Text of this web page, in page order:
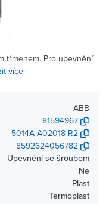
třmenem. Pro upevnění
více
ABB
81594967
5014A-A02018 R2
8592624056782
Upevnění se šroubem
Ne
Plast
Termoplast